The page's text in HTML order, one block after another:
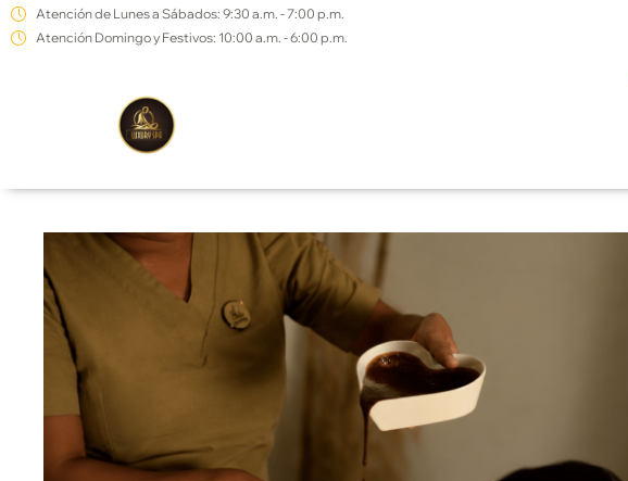
al
Atención de Lunes a Sábados: 9:30 a.m. - 7:00 p.m.
Atención Domingo y Festivos: 10:00 a.m. - 6:00 p.m.